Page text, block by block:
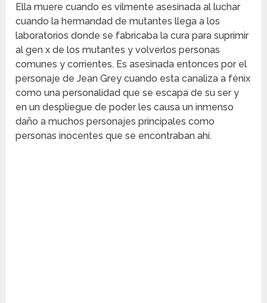
Ella muere cuando es vilmente asesinada al luchar
cuando la hermandad de mutantes llega a los
laboratorios donde se fabricaba la cura para suprimir
al gen x de los mutantes y volverlos personas
comunes y corrientes. Es asesinada entonces por el
personaje de Jean Grey cuando esta canaliza a fénix
como una personalidad que se escapa de su ser y
en un despliegue de poder les causa un inmenso
daño a muchos personajes principales como
personas inocentes que se encontraban ahí.